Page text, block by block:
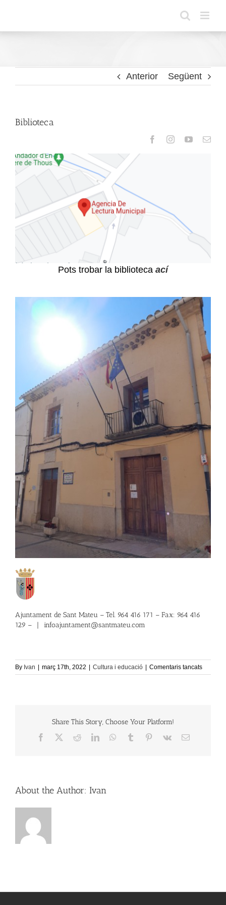
content
Anterior Següent
Biblioteca
Pots trobar la biblioteca ací
Ajuntament de Sant Mateu – Tel. 964 416 171 – Fax: 964 416
129 –
| infoajuntament@santmateu.com
By Ivan març 17th, 2022 Cultura i educació Comentaris tancatsa
Share This Story, Choose Your Platform!
Facebook RedditLinkedInWhatsApp
Tumblr Pinterest
Vk Email:
About the Author: Ivan